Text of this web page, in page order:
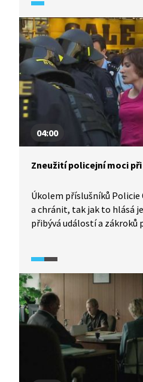
04:00
Zneužití policejní moci
Úkolem příslušníků Policie
a chránit, tak jak to hlásá
přibývá událostí a zákroků
často nejedná jen o selhání
i systém, který případná
Problém nastává i tehdy,
být nestranný a řídí se při
osobními politickými
pochodu extremistů
policie paradoxně zasáhla
demonstrujících odpůrců